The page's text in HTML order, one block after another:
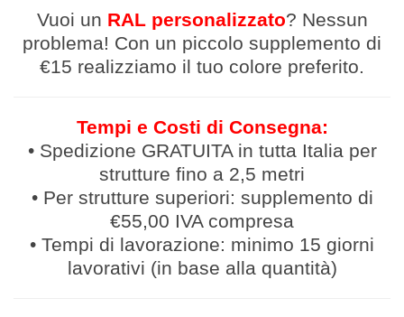
Vuoi un RAL personalizzato? Nessun
problema! Con un piccolo supplemento di
€15 realizziamo il tuo colore preferito.
Tempi e Costi di Consegna:
• Spedizione GRATUITA in tutta Italia per
strutture fino a 2,5 metri
• Per strutture superiori: supplemento di
€55,00 IVA compresa
• Tempi di lavorazione: minimo 15 giorni
lavorativi (in base alla quantità)